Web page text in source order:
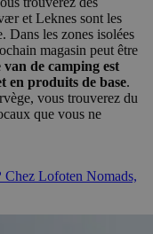
et Leknes sont les
Dans les zones isolées
magasin peut être
de camping est
en produits de base.
vous trouverez du
que vous ne
Chez Lofoten Nomads,